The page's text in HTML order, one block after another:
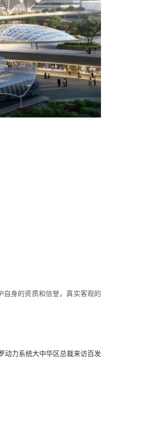
自身的资质和信誉，真实客观的
动力系统大中华区总裁来访百发